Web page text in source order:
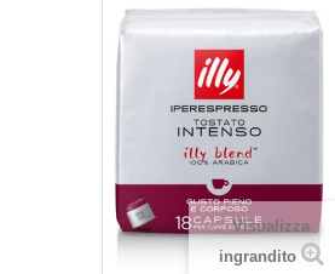
Visualizza
ingrandito